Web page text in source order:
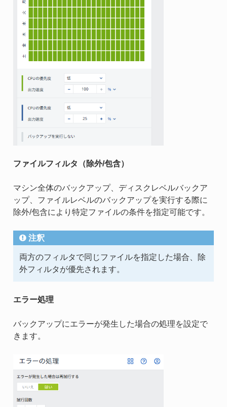
ファイルフィルタ（除外/包含）
マシン全体のバックアップ、ディスクレベルバックア
ップ、ファイルレベルのバックアップを実行する際に
除外/包含により特定ファイルの条件を指定可能です。
注釈
両方のフィルタで同じファイルを指定した場合、除
外フィルタが優先されます。
エラー処理
バックアップにエラーが発生した場合の処理を設定で
きます。